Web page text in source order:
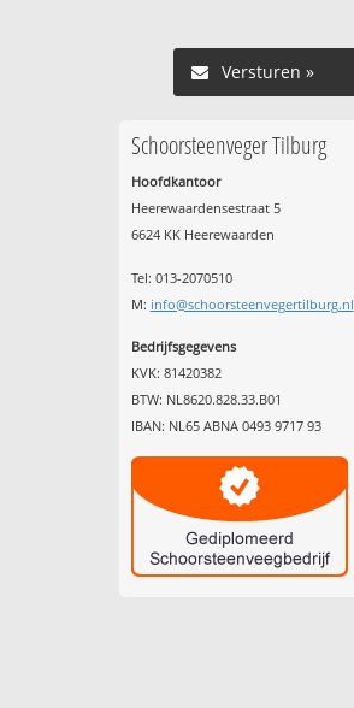
Versturen »
Schoorsteenveger Tilburg
Hoofdkantoor
Heerewaardensestraat 5
6624 KK Heerewaarden
Tel: 013-2070510
M: info@schoorsteenvegertilburg.nl
Bedrijfsgegevens
KVK: 81420382
BTW: NL8620.828.33.B01
IBAN: NL65 ABNA 0493 9717 93